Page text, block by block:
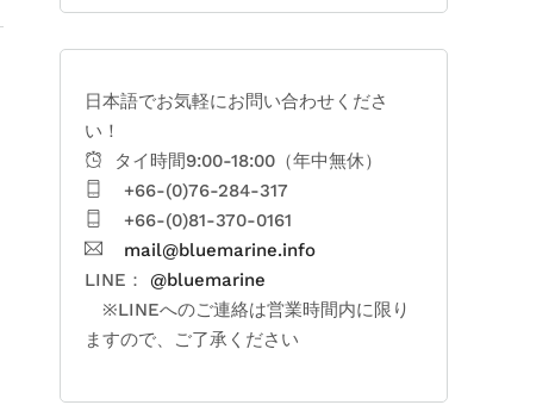
日本語でお気軽にお問い合わせくださ
い！
タイ時間9:00-18:00（年中無休）
+66-(0)76-284-317
+66-(0)81-370-0161
mail@bluemarine.info
LINE： @bluemarine
※LINEへのご連絡は営業時間内に限り
ますので、ご了承ください